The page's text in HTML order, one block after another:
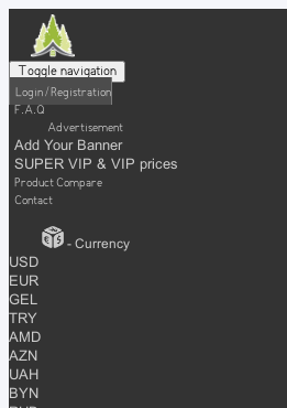
Toggle navigation
Login / Registration
F.A.Q
Advertisement
Add Your Banner
SUPER VIP & VIP prices
Product Compare
Contact
- Currency
USD
EUR
GEL
TRY
AMD
AZN
UAH
BYN